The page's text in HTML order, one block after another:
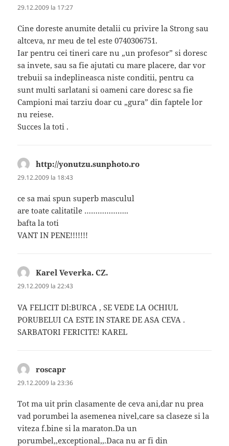
29.12.2009 la 17:27
Cine doreste anumite detalii cu privire la Strong sau
altceva, nr meu de tel este 0740306751.
Iar pentru cei tineri care nu „un profesor” si doresc
sa invete, sau sa fie ajutati cu mare placere, dar vor
trebuii sa indeplineasca niste conditii, pentru ca
sunt multi sarlatani si oameni care doresc sa fie
Campioni mai tarziu doar cu „gura” din faptele lor
nu reiese.
Succes la toti .
http://yonutzu.sunphoto.ro
29.12.2009 la 18:43
ce sa mai spun superb masculul
are toate calitatile ………………..
bafta la toti
VANT IN PENE!!!!!!!
Karel Veverka. CZ.
29.12.2009 la 22:43
VA FELICIT Dl:BURCA , SE VEDE LA OCHIUL
PORUBELUI CA ESTE IN STARE DE ASA CEVA .
SARBATORI FERICITE! KAREL
roscapr
29.12.2009 la 23:36
Tot ma uit prin clasamente de ceva ani,dar nu prea
vad porumbei la asemenea nivel,care sa claseze si la
viteza f.bine si la maraton.Da un
porumbel,,exceptional,,.Daca nu ar fi din